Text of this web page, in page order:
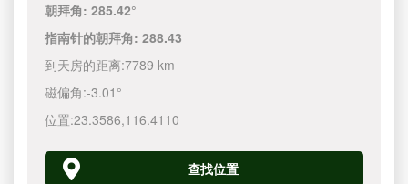
朝拜角:285.42°
指南针的朝拜角:288.43
到天房的距离:7789 km
磁偏角:-3.01°
位置:23.3586,116.4110
查找位置